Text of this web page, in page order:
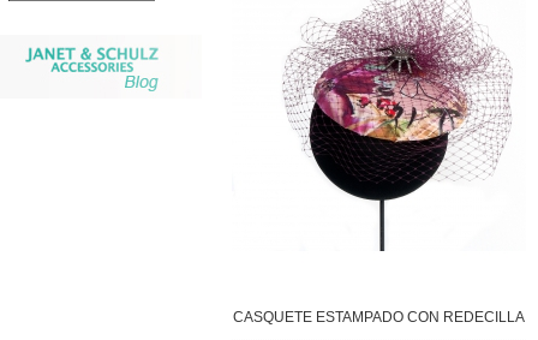
CASQUETE ESTAMPADO CON REDECILLA